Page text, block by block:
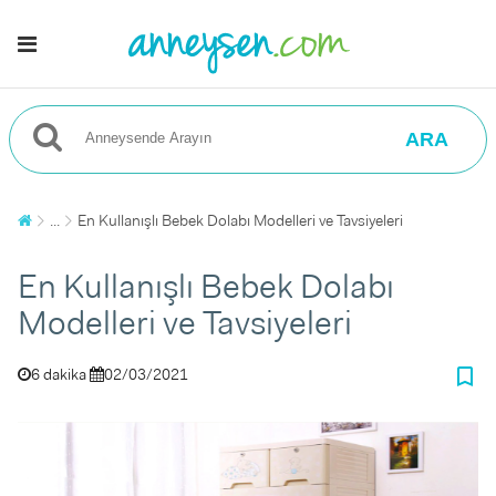
ARA
... En Kullanışlı Bebek Dolabı Modelleri ve Tavsiyeleri
En Kullanışlı Bebek Dolabı
Modelleri ve Tavsiyeleri
6 dakika 02/03/2021 bookmark_border